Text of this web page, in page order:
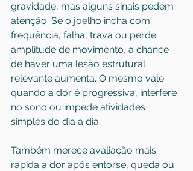
gravidade, mas alguns sinais pedem
atenção. Se o joelho incha com
frequência, falha, trava ou perde
amplitude de movimento, a chance
de haver uma lesão estrutural
relevante aumenta. O mesmo vale
quando a dor é progressiva, interfere
no sono ou impede atividades
simples do dia a dia.
Também merece avaliação mais
rápida a dor após entorse, queda ou